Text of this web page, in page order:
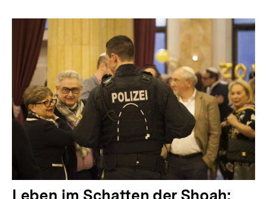
Leben im Schatten der Shoah: